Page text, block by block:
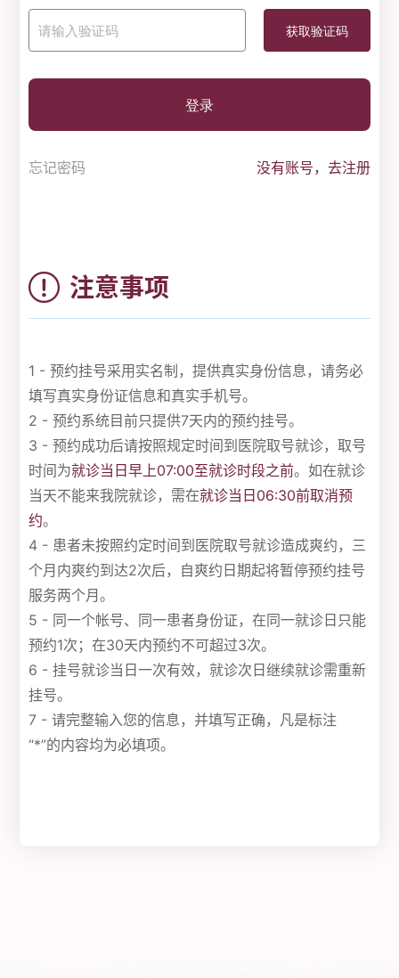
登录
忘记密码 没有账号，去注册
注意事项
1 - 预约挂号采用实名制，提供真实身份信息，请务必
填写真实身份证信息和真实手机号。
2 - 预约系统目前只提供7天内的预约挂号。
3 - 预约成功后请按照规定时间到医院取号就诊，取号
时间为就诊当日早上07:00至就诊时段之前。如在就诊
当天不能来我院就诊，需在就诊当日06:30前取消预
约。
4 - 患者未按照约定时间到医院取号就诊造成爽约，三
个月内爽约到达2次后，自爽约日期起将暂停预约挂号
服务两个月。
5 - 同一个帐号、同一患者身份证，在同一就诊日只能
预约1次；在30天内预约不可超过3次。
6 - 挂号就诊当日一次有效，就诊次日继续就诊需重新
挂号。
7 - 请完整输入您的信息，并填写正确，凡是标注
“*”的内容均为必填项。